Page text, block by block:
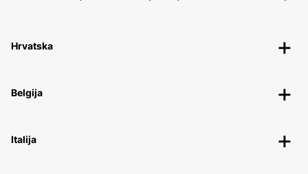
Hrvatska
Belgija
Italija